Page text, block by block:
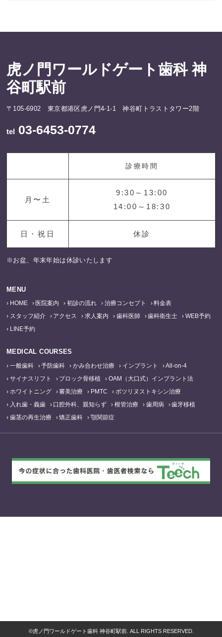
虎ノ門ワールドゲート歯科 神
谷町駅前
〒105-6902 東京都港区虎ノ門4-1-1 神谷町トラストタワー2階
tel 03-6453-0774
診療時間
月〜土
9:30～13:00
14:00～18:30
日・祝日 休診
※お盆、年末年始は休診いたします
MENU
HOME 医院案内 初診の流れ 治療コンセプト
料金表
スタッフ紹介
アクセス 求人案内 歯科医師 歯科衛生士
WEB予約
LINE予約
MEDICAL COURSES
一般歯科 予防歯科 かみ合わせ治療 インプラント
All-on-4
サイナスリフト
ブロック骨移植
OAM（大口式）インプラント法
ホワイトニング
審美治療 PMTC
ボツリヌストキシン治療
入れ歯・義歯
口腔外科、親知らず 根管治療 歯周病
歯牙移植
歯茎の再生治療
矯正歯科 顎関節症
©虎ノ門ワールドゲート歯科 神谷町駅前. ALL RIGHTS RESERVED.